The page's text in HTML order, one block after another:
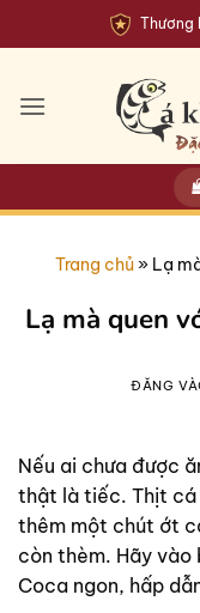
qua
dung
Thương
Trang chủ» Lạ
Lạ mà quen
ĐĂNG
Nếu ai chưa được
thật là tiếc. Thịt cá
thêm một chút ớt
còn thèm. Hãy
Coca ngon, hấp